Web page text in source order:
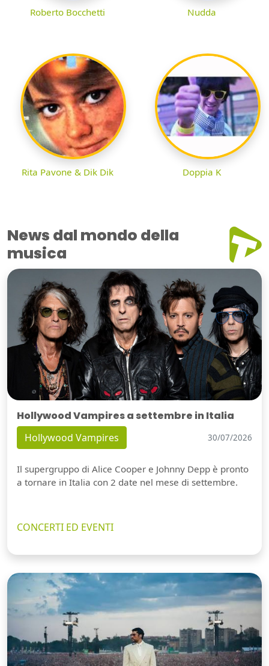
Roberto Bocchetti Nudda
Rita Pavone & Dik Dik Doppia K
News dal mondo della
musica
Hollywood Vampires a settembre in Italia
Hollywood Vampires 30/07/2026
Il supergruppo di Alice Cooper e Johnny Depp è pronto
a tornare in Italia con 2 date nel mese di settembre.
CONCERTI ED EVENTI